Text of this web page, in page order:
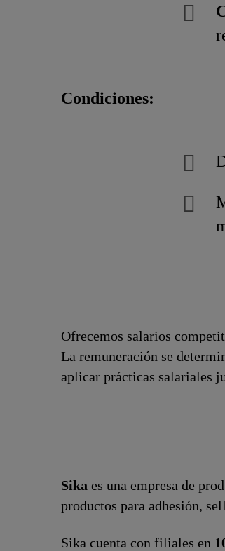
Condiciones:
Ofrecemos salarios
La remuneración se
aplicar prácticas salariales
Sika es una empresa de
productos para adhesión,
Sika cuenta con filiales en